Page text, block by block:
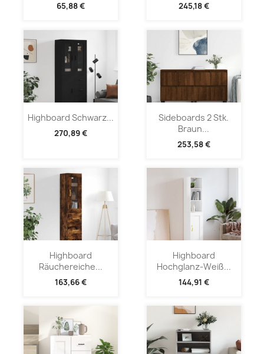
65,88 € 245,18 €
Highboard Schwarz...
270,89 €
Sideboards 2 Stk.
Braun...
253,58 €
Highboard
Räuchereiche...
163,66 €
Highboard
Hochglanz-Weiß...
144,91 €